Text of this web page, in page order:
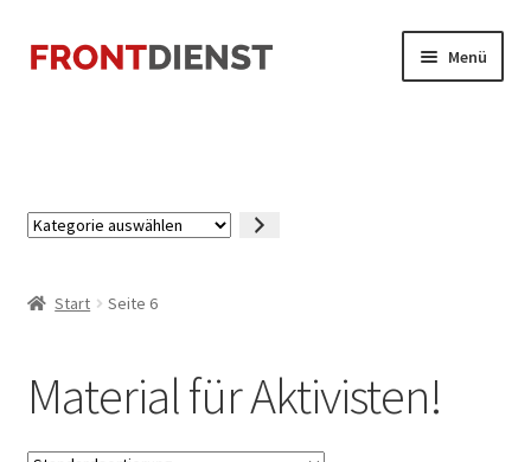
Zur
Navigation
Zum
Inhalt
Menü
Mein Konto
Kategorie
Start Seite 6
Material für Aktivisten!